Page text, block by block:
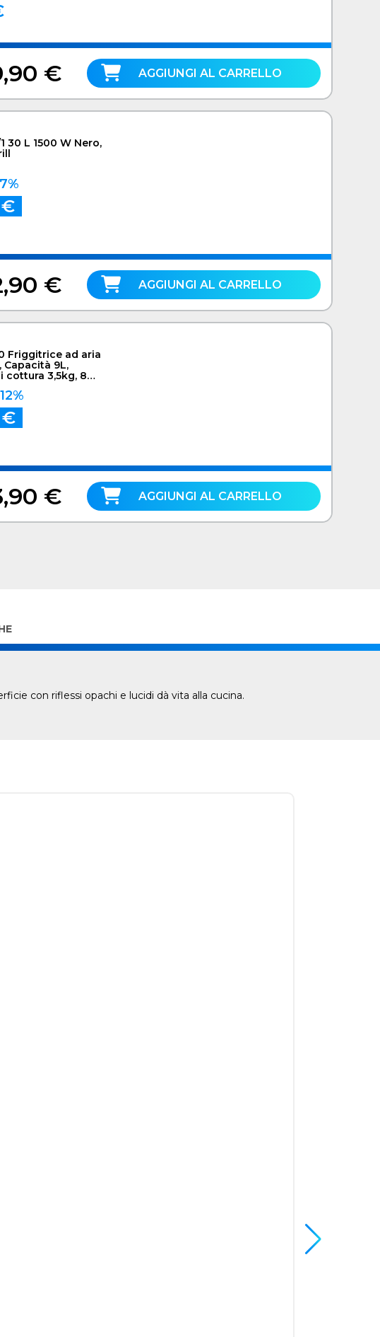
€ AGGIUNGI AL CARRELLO
30 L 1500 W Nero,
€
€ AGGIUNGI AL CARRELLO
Friggitrice ad aria
Capacità 9L,
cottura 3,5kg, 8
fino a 200°,
per
Bianco
€
€ AGGIUNGI AL CARRELLO
con riflessi opachi e lucidi dà vita alla cucina.